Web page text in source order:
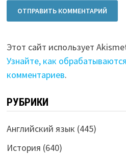
Этот сайт использует
Узнайте, как
комментариев.
РУБРИКИ
Английский язык (445)
История (640)